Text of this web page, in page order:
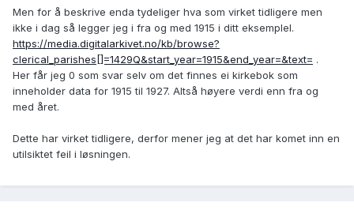
Men for å beskrive enda tydeliger hva som virket tidligere men
ikke i dag så legger jeg i fra og med 1915 i ditt eksemplel.
https://media.digitalarkivet.no/kb/browse?
clerical_parishes[]=1429Q&start_year=1915&end_year=&text= .
Her får jeg 0 som svar selv om det finnes ei kirkebok som
inneholder data for 1915 til 1927. Altså høyere verdi enn fra og
med året.
Dette har virket tidligere, derfor mener jeg at det har komet inn en
utilsiktet feil i løsningen.